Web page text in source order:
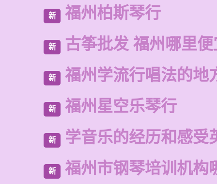
新 福州柏斯琴行
新 古筝批发 福州哪里
新 福州学流行唱法的地
新 福州星空乐琴行
新 学音乐的经历和感受
新 福州市钢琴培训机构